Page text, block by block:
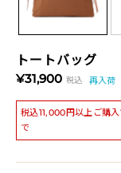
トートバッグ
¥31,900 税込 再入荷
税込11,000円以上ご購
で